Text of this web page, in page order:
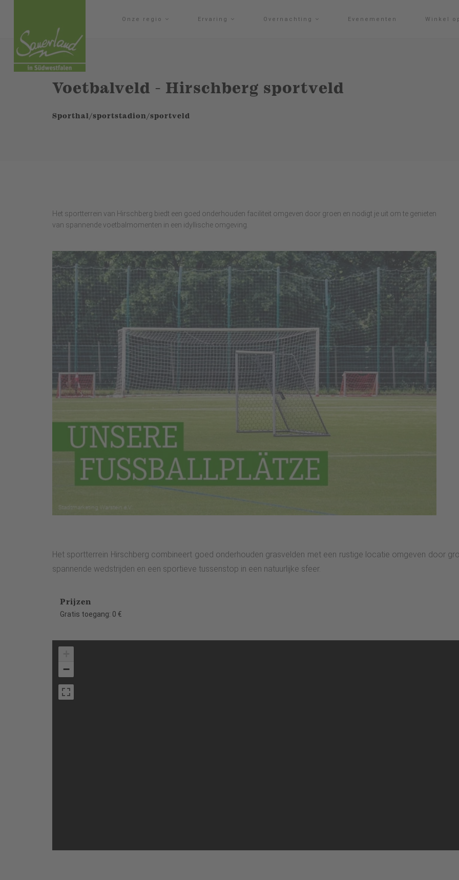
Onze regio Ervaring Overnachting Evenementen Winkel
Voetbalveld - Hirschberg sportveld
Sporthal/sportstadion/sportveld
Het sportterrein van Hirschberg biedt een goed onderhouden faciliteit omgeven door groen en nodigt je uit om te genieten
van spannende voetbalmomenten in een idyllische omgeving.
Het sportterrein Hirschberg combineert goed onderhouden grasvelden met een rustige locatie omgeven door
spannende wedstrijden en een sportieve tussenstop in een natuurlijke sfeer.
Prijzen
Gratis toegang: 0 €
−